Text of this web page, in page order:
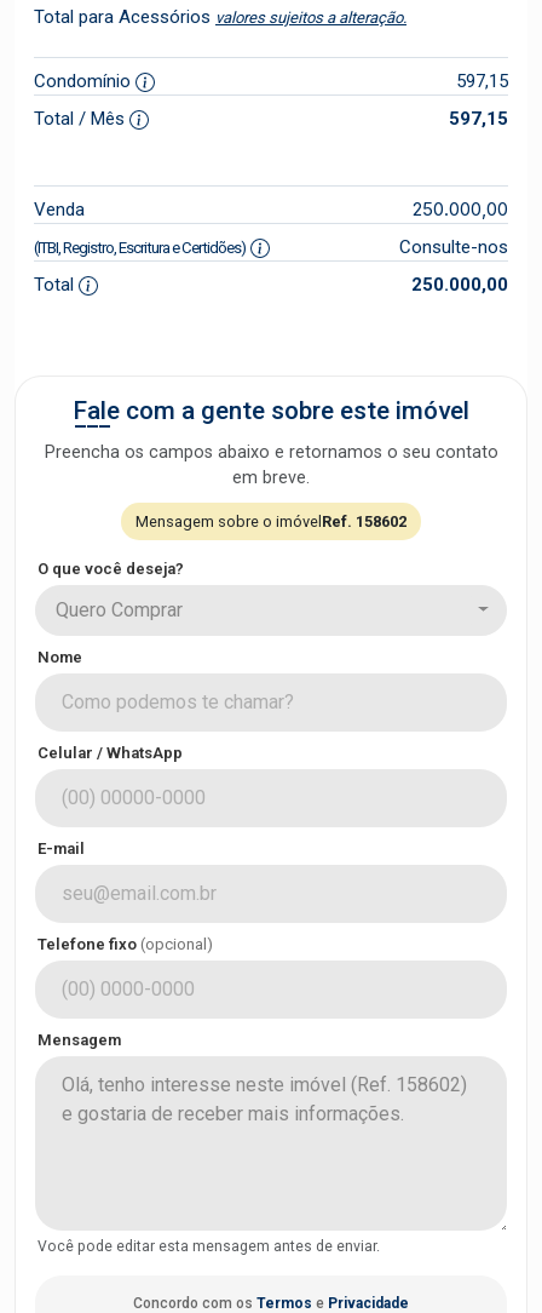
Total para Acessórios valores sujeitos a alteração.
Condomínio
597,15
Total / Mês
597,15
Venda 250.000,00
(ITBI, Registro, Escritura e Certidões)
Consulte-nos
Total
250.000,00
Fale com a gente sobre este imóvel
Preencha os campos abaixo e retornamos o seu contato
em breve.
Mensagem sobre o imóvelRef. 158602
O que você deseja?
Quero Comprar
Nome
Celular / WhatsApp
E-mail
Telefone fixo (opcional)
Mensagem
Você pode editar esta mensagem antes de enviar.
Concordo com os Termos e Privacidade